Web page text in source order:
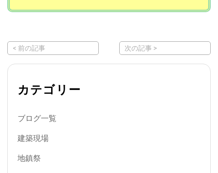
< 前の記事 次の記事 >
カテゴリー
ブログ一覧
建築現場
地鎮祭